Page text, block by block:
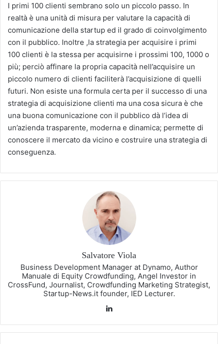
I primi 100 clienti sembrano solo un piccolo passo. In
realtà è una unità di misura per valutare la capacità di
comunicazione della startup ed il grado di coinvolgimento
con il pubblico. Inoltre ,la strategia per acquisire i primi
100 clienti è la stessa per acquisirne i prossimi 100, 1000 o
più; perciò affinare la propria capacità nell’acquisire un
piccolo numero di clienti faciliterà l’acquisizione di quelli
futuri. Non esiste una formula certa per il successo di una
strategia di acquisizione clienti ma una cosa sicura è che
una buona comunicazione con il pubblico dà l’idea di
un’azienda trasparente, moderna e dinamica; permette di
conoscere il mercato da vicino e costruire una strategia di
conseguenza.
Salvatore Viola
Business Development Manager at Dynamo, Author
Manuale di Equity Crowdfunding, Angel Investor in
CrossFund, Journalist, Crowdfunding Marketing Strategist,
Startup-News.it founder, IED Lecturer.